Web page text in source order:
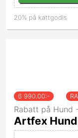
20% på kattgodis
6 990.00:-
Rabatt på Hund
Artfex